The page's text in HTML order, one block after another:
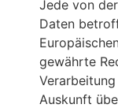
Jede von
Daten
gewährte
Auskunft